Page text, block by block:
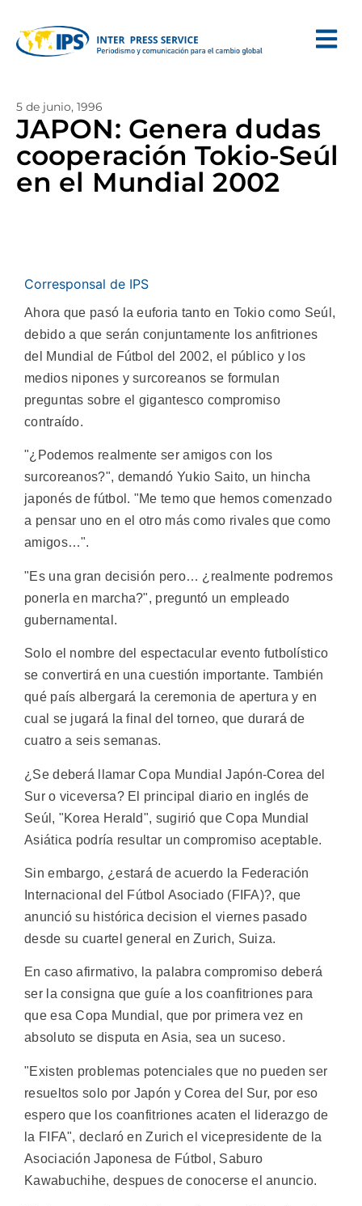
5 de junio, 1996
JAPON: Genera dudas
cooperación Tokio-Seúl
en el Mundial 2002
Corresponsal de IPS
Ahora que pasó la euforia tanto en Tokio como Seúl,
debido a que serán conjuntamente los anfitriones
del Mundial de Fútbol del 2002, el público y los
medios nipones y surcoreanos se formulan
preguntas sobre el gigantesco compromiso
contraído.
"¿Podemos realmente ser amigos con los
surcoreanos?", demandó Yukio Saito, un hincha
japonés de fútbol. "Me temo que hemos comenzado
a pensar uno en el otro más como rivales que como
amigos…".
"Es una gran decisión pero… ¿realmente podremos
ponerla en marcha?", preguntó un empleado
gubernamental.
Solo el nombre del espectacular evento futbolístico
se convertirá en una cuestión importante. También
qué país albergará la ceremonia de apertura y en
cual se jugará la final del torneo, que durará de
cuatro a seis semanas.
¿Se deberá llamar Copa Mundial Japón-Corea del
Sur o viceversa? El principal diario en inglés de
Seúl, "Korea Herald", sugirió que Copa Mundial
Asiática podría resultar un compromiso aceptable.
Sin embargo, ¿estará de acuerdo la Federación
Internacional del Fútbol Asociado (FIFA)?, que
anunció su histórica decision el viernes pasado
desde su cuartel general en Zurich, Suiza.
En caso afirmativo, la palabra compromiso deberá
ser la consigna que guíe a los coanfitriones para
que esa Copa Mundial, que por primera vez en
absoluto se disputa en Asia, sea un suceso.
"Existen problemas potenciales que no pueden ser
resueltos solo por Japón y Corea del Sur, por eso
espero que los coanfitriones acaten el liderazgo de
la FIFA", declaró en Zurich el vicepresidente de la
Asociación Japonesa de Fútbol, Saburo
Kawabuchihe, despues de conocerse el anuncio.